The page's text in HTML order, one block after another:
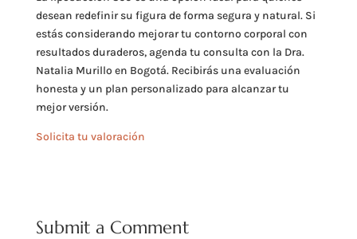
desean redefinir su figura de forma segura y natural. Si
estás considerando mejorar tu contorno corporal con
resultados duraderos, agenda tu consulta con la Dra.
Natalia Murillo en Bogotá. Recibirás una evaluación
honesta y un plan personalizado para alcanzar tu
mejor versión.
Solicita tu valoración
Submit a Comment